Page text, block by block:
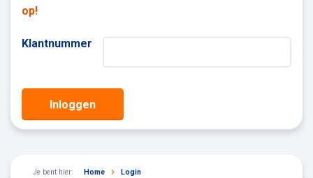
op!
Klantnummer
Inloggen
Je bent hier: Home Login